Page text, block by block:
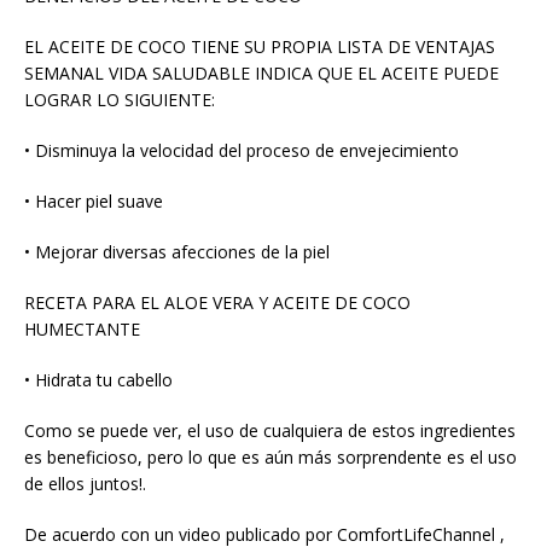
EL ACEITE DE COCO TIENE SU PROPIA LISTA DE VENTAJAS
SEMANAL VIDA SALUDABLE INDICA QUE EL ACEITE PUEDE
LOGRAR LO SIGUIENTE:
• Disminuya la velocidad del proceso de envejecimiento
• Hacer piel suave
• Mejorar diversas afecciones de la piel
RECETA PARA EL ALOE VERA Y ACEITE DE COCO
HUMECTANTE
• Hidrata tu cabello
Como se puede ver, el uso de cualquiera de estos ingredientes
es beneficioso, pero lo que es aún más sorprendente es el uso
de ellos juntos!.
De acuerdo con un video publicado por ComfortLifeChannel ,